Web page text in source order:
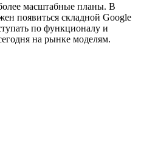
масштабные планы. В
появиться складной Google
по функционалу и
на рынке моделям.